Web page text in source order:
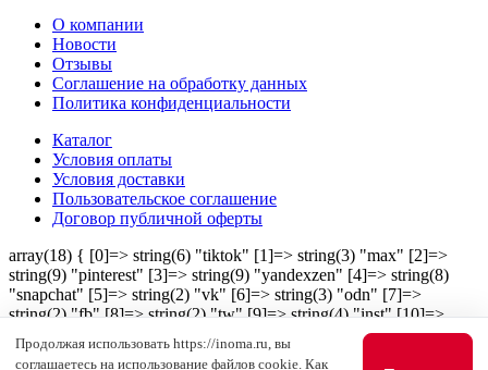
О компании
Новости
Отзывы
Соглашение на обработку данных
Политика конфиденциальности
Каталог
Условия оплаты
Условия доставки
Пользовательское соглашение
Договор публичной оферты
array(18) { [0]=> string(6) "tiktok" [1]=> string(3) "max" [2]=>
string(9) "pinterest" [3]=> string(9) "yandexzen" [4]=> string(8)
"snapchat" [5]=> string(2) "vk" [6]=> string(3) "odn" [7]=>
string(2) "fb" [8]=> string(2) "tw" [9]=> string(4) "inst" [10]=>
string(4) "mail" [11]=> string(7) "youtube" [12]=> string(8)
"telegram" [13]=> string(11) "google_plus" [14]=> string(5) "viber"
Продолжая использовать https://inoma.ru, вы
соглашаетесь на использование файлов cookie. Как